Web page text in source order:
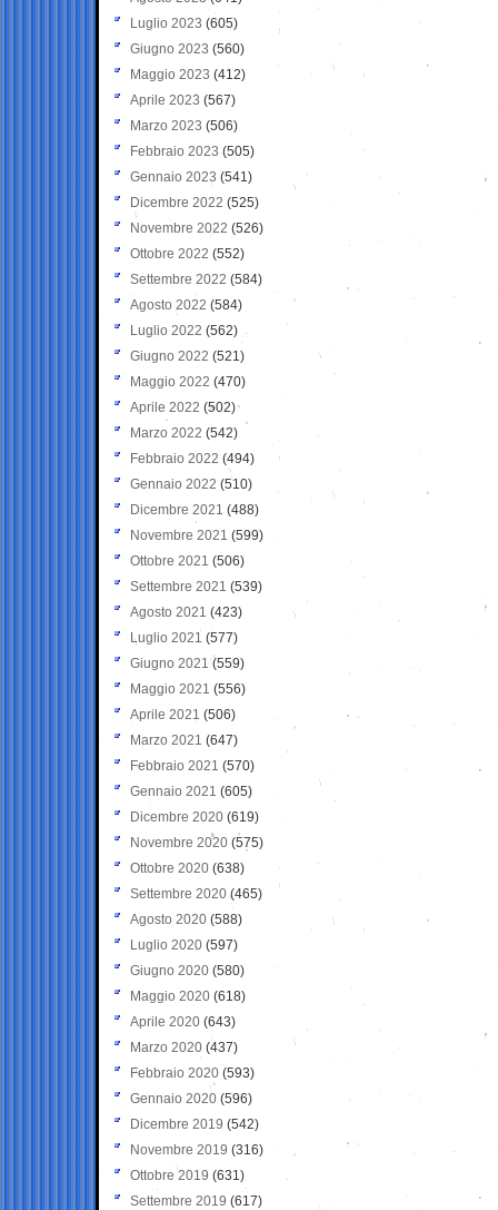
Luglio 2023 (605)
Giugno 2023 (560)
Maggio 2023 (412)
Aprile 2023 (567)
Marzo 2023 (506)
Febbraio 2023 (505)
Gennaio 2023 (541)
Dicembre 2022 (525)
Novembre 2022 (526)
Ottobre 2022 (552)
Settembre 2022 (584)
Agosto 2022 (584)
Luglio 2022 (562)
Giugno 2022 (521)
Maggio 2022 (470)
Aprile 2022 (502)
Marzo 2022 (542)
Febbraio 2022 (494)
Gennaio 2022 (510)
Dicembre 2021 (488)
Novembre 2021 (599)
Ottobre 2021 (506)
Settembre 2021 (539)
Agosto 2021 (423)
Luglio 2021 (577)
Giugno 2021(559)
Maggio 2021 (556)
Aprile 2021 (506)
Marzo 2021 (647)
Febbraio 2021 (570)
Gennaio 2021 (605)
Dicembre 2020 (619)
Novembre 2020 (575)
Ottobre 2020 (638)
Settembre 2020(465)
Agosto 2020 (588)
Luglio 2020 (597)
Giugno 2020 (580)
Maggio 2020 (618)
Aprile 2020 (643)
Marzo 2020 (437)
Febbraio 2020 (593)
Gennaio 2020 (596)
Dicembre 2019 (542)
Novembre 2019 (316)
Ottobre 2019 (631)
Settembre 2019 (617)